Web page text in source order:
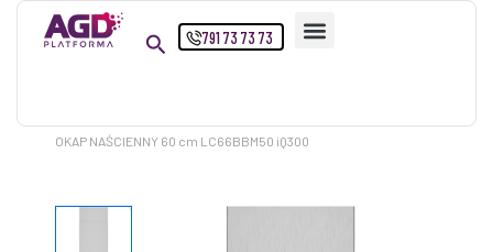
Przejdź
791 73 73 73
OKAP NAŚCIENNY 60 cm LC66BBM50 iQ300